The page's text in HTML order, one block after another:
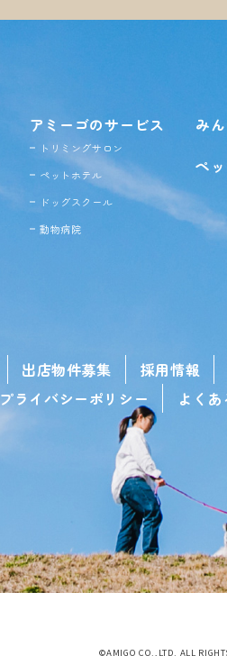
アミーゴのサービス
トリミングサロン
ペットホテル
ドッグスクール
動物病院
み
ペ
出店物件募集 採用情報
プライバシーポリシー
よく
©AMIGO CO.,LTD. ALL